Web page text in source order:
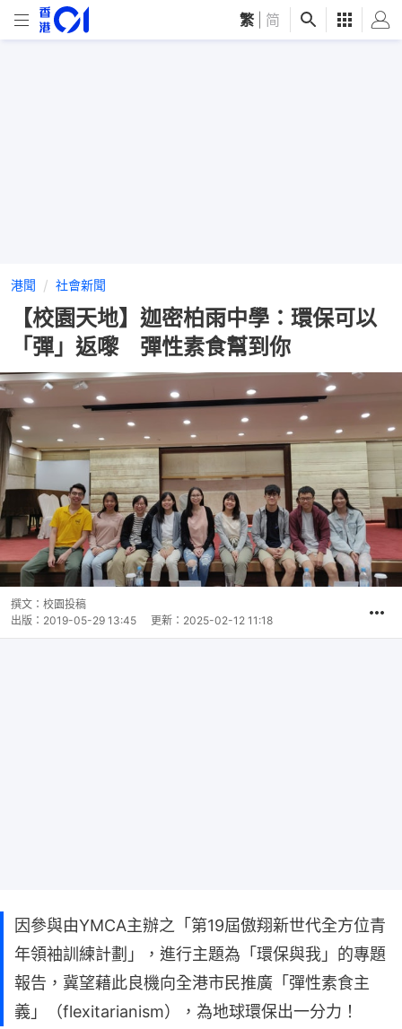
繁 简
港聞 社會新聞
【校園天地】迦密柏雨中學：環保可以
「彈」返嚟 彈性素食幫到你
撰文： 校園投稿
出版： 2019-05-29 13:45 更新： 2025-02-12 11:18
因參與由YMCA主辦之「第19屆傲翔新世代全方位青
年領袖訓練計劃」，進行主題為「環保與我」的專題
報告，冀望藉此良機向全港市民推廣「彈性素食主
義」（flexitarianism），為地球環保出一分力！